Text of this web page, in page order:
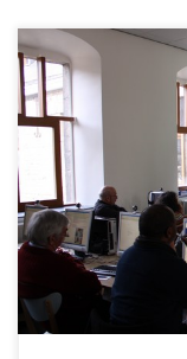
Pas loin de 4
ce compte-rendu.
Jean-Luc pour sa
sympathie habituelle
Atelier « Internet